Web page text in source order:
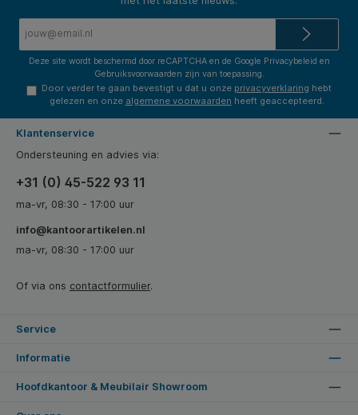
Deze site wordt beschermd door reCAPTCHA en de Google Privacybeleid en
Gebruiksvoorwaarden zijn van toepassing.
Door verder te gaan bevestigt u dat u onze privacyverklaring hebt
gelezen en onze algemene voorwaarden heeft geaccepteerd.
Klantenservice
Ondersteuning en advies via:
+31 (0) 45-522 93 11
ma-vr, 08:30 - 17:00 uur
info@kantoorartikelen.nl
ma-vr, 08:30 - 17:00 uur
Of via ons contactformulier.
Service
Informatie
Hoofdkantoor & Meubilair Showroom